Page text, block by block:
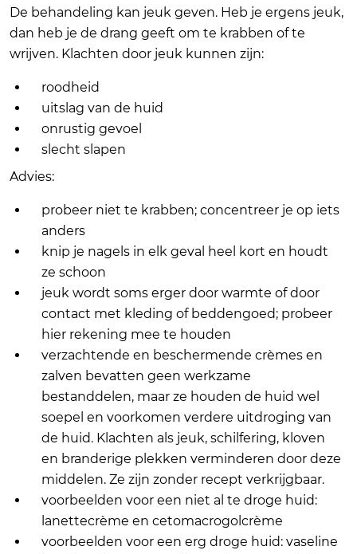
De behandeling kan jeuk geven. Heb je ergens jeuk,
dan heb je de drang geeft om te krabben of te
wrijven. Klachten door jeuk kunnen zijn:
roodheid
uitslag van de huid
onrustig gevoel
slecht slapen
Advies:
probeer niet te krabben; concentreer je op iets
anders
knip je nagels in elk geval heel kort en houdt
ze schoon
jeuk wordt soms erger door warmte of door
contact met kleding of beddengoed; probeer
hier rekening mee te houden
verzachtende en beschermende crèmes en
zalven bevatten geen werkzame
bestanddelen, maar ze houden de huid wel
soepel en voorkomen verdere uitdroging van
de huid. Klachten als jeuk, schilfering, kloven
en branderige plekken verminderen door deze
middelen. Ze zijn zonder recept verkrijgbaar.
voorbeelden voor een niet al te droge huid:
lanettecrème en cetomacrogolcrème
voorbeelden voor een erg droge huid: vaseline